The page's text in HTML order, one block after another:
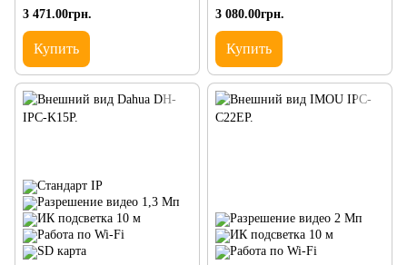
3 471.00грн.
Купить
3 080.00грн.
Купить